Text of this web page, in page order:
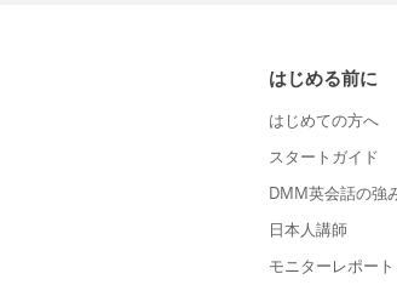
はじめる前に
はじめての方へ
スタートガイド
DMM英会話の強
日本人講師
モニターレポート